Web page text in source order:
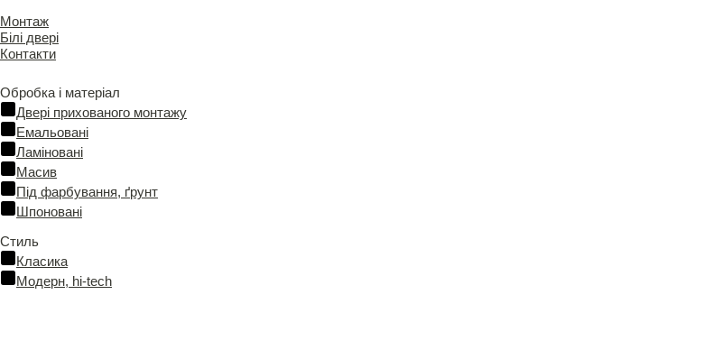
Монтаж
Білі двері
Контакти
Обробка і матеріал
Двері прихованого монтажу
Емальовані
Ламіновані
Масив
Під фарбування, ґрунт
Шпоновані
Стиль
Класика
Модерн, hi-tech